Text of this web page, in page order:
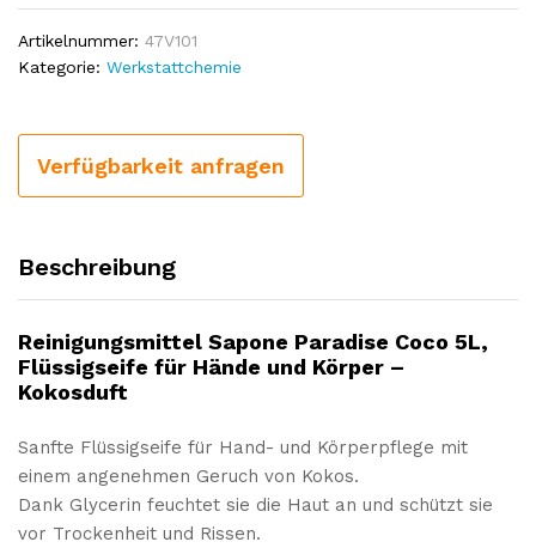
Artikelnummer: 47V101
Kategorie: Werkstattchemie
Verfügbarkeit anfragen
Beschreibung
Reinigungsmittel Sapone Paradise Coco 5L,
Flüssigseife für Hände und Körper –
Kokosduft
Sanfte Flüssigseife für Hand- und Körperpflege mit
einem angenehmen Geruch von Kokos.
Dank Glycerin feuchtet sie die Haut an und schützt sie
vor Trockenheit und Rissen.